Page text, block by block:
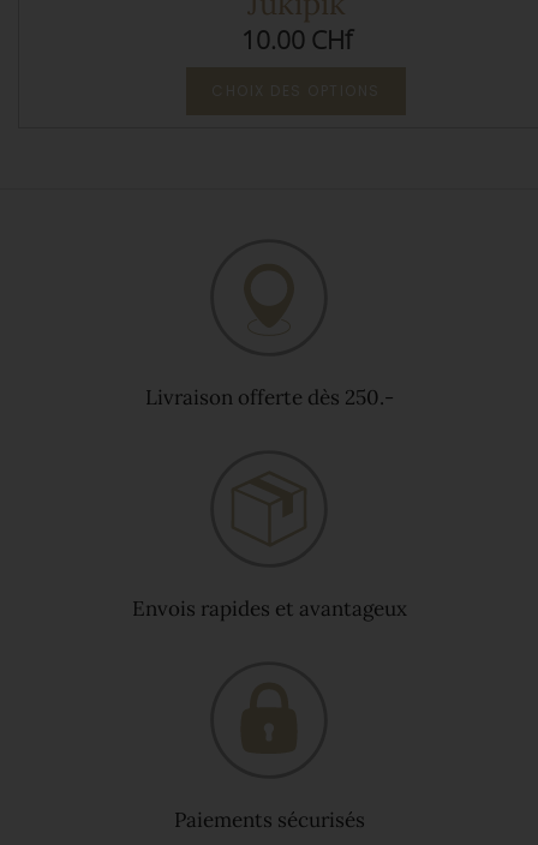
10.00 CHf
Livraison offerte dès 250.-
Envois rapides et avantageux
Paiements sécurisés